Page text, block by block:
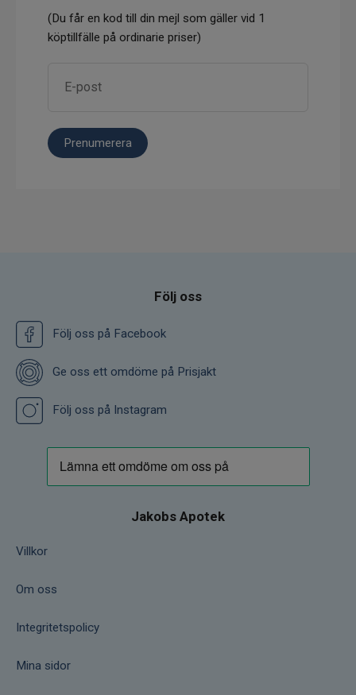
(Du får en kod till din mejl som gäller vid 1
köptillfälle på ordinarie priser)
Prenumerera
Följ oss
Följ oss på Facebook
Ge oss ett omdöme på Prisjakt
Följ oss på Instagram
Jakobs Apotek
Villkor
Om oss
Integritetspolicy
Mina sidor